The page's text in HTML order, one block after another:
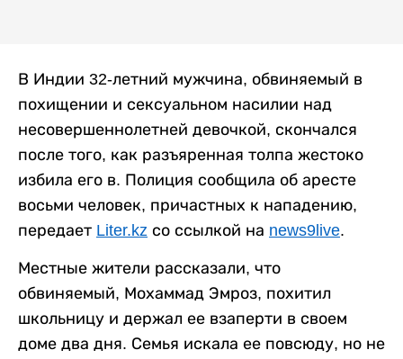
В Индии 32-летний мужчина, обвиняемый в
похищении и сексуальном насилии над
несовершеннолетней девочкой, скончался
после того, как разъяренная толпа жестоко
избила его в. Полиция сообщила об аресте
восьми человек, причастных к нападению,
передает Liter.kz со ссылкой на news9live.
Местные жители рассказали, что
обвиняемый, Мохаммад Эмроз, похитил
школьницу и держал ее взаперти в своем
доме два дня. Семья искала ее повсюду, но не